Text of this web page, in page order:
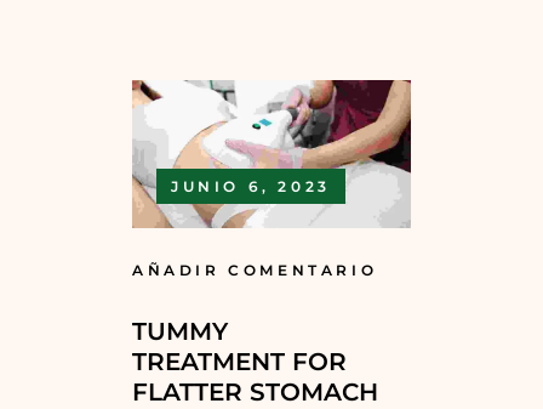
JUNIO 6, 2023
AÑADIR COMENTARIO
TUMMY
TREATMENT FOR
FLATTER STOMACH